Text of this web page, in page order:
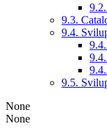
9.3.
9.4.
9.5.
None
None